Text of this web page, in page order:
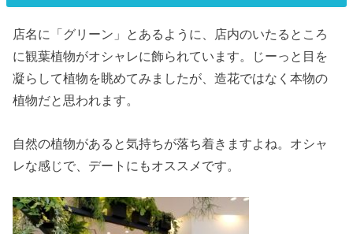
店名に「グリーン」とあるように、店内のいたるところ
に観葉植物がオシャレに飾られています。じーっと目を
凝らして植物を眺めてみましたが、造花ではなく本物の
植物だと思われます。
自然の植物があると気持ちが落ち着きますよね。オシャ
レな感じで、デートにもオススメです。